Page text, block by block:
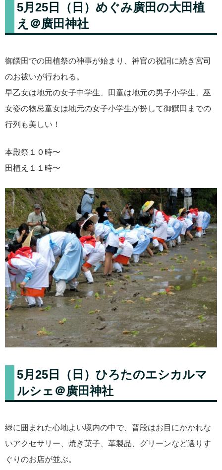
5月25日（日）めぐみ廣田の大田植
え＠廣田神社
御饌田での田植祭の神事が始まり、神官の祝詞に続き宮司
のお祓いが行われる。
早乙女は地元の女子中学生、田童は地元の男子小学生、巫
女姿の物忌童女は地元の女子小学生が扮して御饌田までの
行列も美しい！
本殿祭１０時〜
田植え１１時〜
5月25日（日）ひろたのエシカルマ
ルシェ＠廣田神社
緑に囲まれた心地よい境内の中で、普段はお目にかかれな
いアクセサリー、焼き菓子、革製品、グリーンなど選りす
ぐりのお店が並ぶ。